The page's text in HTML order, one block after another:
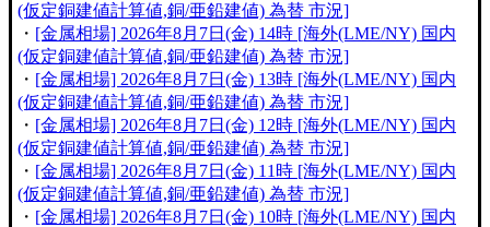
(仮定銅建値計算値,銅/亜鉛建値) 為替 市況]
・ [金属相場] 2026年8月7日(金) 14時 [海外(LME/NY) 国内
(仮定銅建値計算値,銅/亜鉛建値) 為替 市況]
・ [金属相場] 2026年8月7日(金) 13時 [海外(LME/NY) 国内
(仮定銅建値計算値,銅/亜鉛建値) 為替 市況]
・ [金属相場] 2026年8月7日(金) 12時 [海外(LME/NY) 国内
(仮定銅建値計算値,銅/亜鉛建値) 為替 市況]
・ [金属相場] 2026年8月7日(金) 11時 [海外(LME/NY) 国内
(仮定銅建値計算値,銅/亜鉛建値) 為替 市況]
・ [金属相場] 2026年8月7日(金) 10時 [海外(LME/NY) 国内